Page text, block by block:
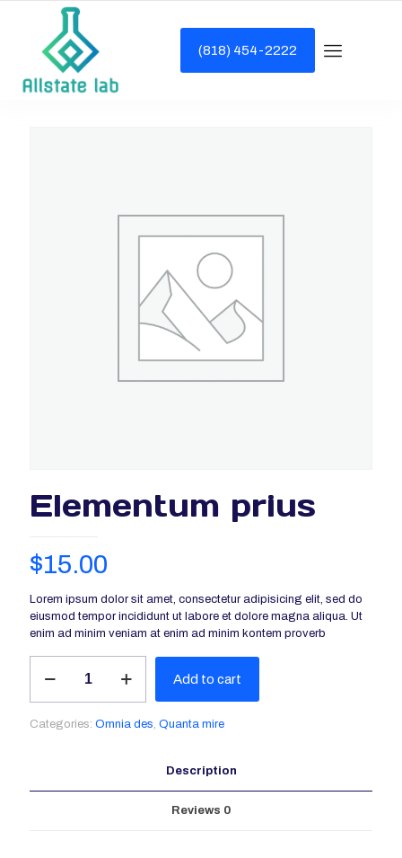
(818) 454-2222
Elementum prius
$15.00
Lorem ipsum dolor sit amet, consectetur adipisicing elit, sed do
eiusmod tempor incididunt ut labore et dolore magna aliqua. Ut
enim ad minim veniam at enim ad minim kontem proverb
prius
Add to cart
Categories: Omnia des, Quanta mire
Description
Reviews 0